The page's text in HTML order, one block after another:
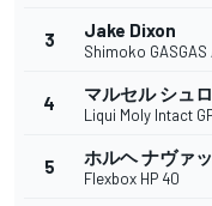
3 Jake Dixon
Shimoko
4 マルセル シュ
Liqui Moly Intact
5 ホルヘ ナヴァ
Flexbox HP 40